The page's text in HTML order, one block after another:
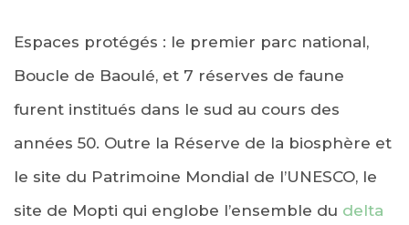
Espaces protégés : le premier parc national,
Boucle de Baoulé, et 7 réserves de faune
furent institués dans le sud au cours des
années 50. Outre la Réserve de la biosphère et
le site du Patrimoine Mondial de l’UNESCO, le
site de Mopti qui englobe l’ensemble du delta